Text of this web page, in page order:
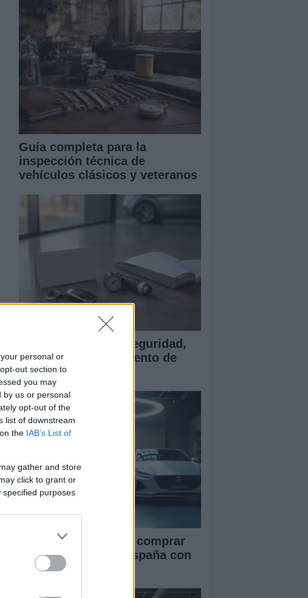
personal or
out section to
you may
by us or personal
opt-out of the
list of downstream
the IAB’s List of
gather and store
click to grant or
purposes
Guía completa para la
inspección técnica de
vehículos clásicos y veteranos
Guía para evaluar seguridad,
garantía y equipamiento de
coches chinos
Guía definitiva para comprar
coches chinos en España con
seguridad